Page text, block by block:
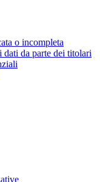
o incompleta
dati da parte dei titolari